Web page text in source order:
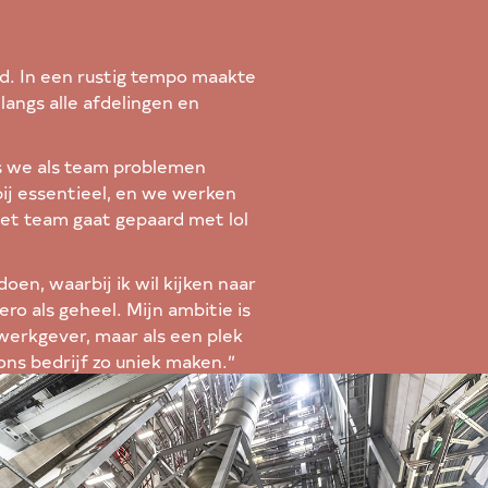
In een rustig tempo maakte
alle afdelingen en
heb, krijg ik vrij. Het was
als team problemen
essentieel, en we werken
team gaat gepaard met lol
versterkt deze band nog
waarbij ik wil kijken naar
als geheel. Mijn ambitie is
maar als een plek
bedrijf zo uniek maken.”